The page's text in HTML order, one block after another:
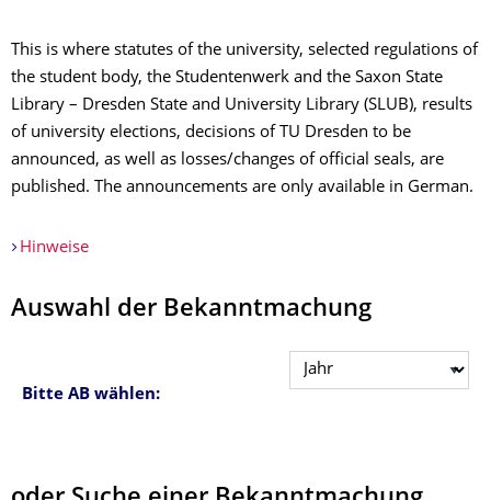
This is where statutes of the university, selected regulations of
the student body, the Studentenwerk and the Saxon State
Library – Dresden State and University Library (SLUB), results
of university elections, decisions of TU Dresden to be
announced, as well as losses/changes of official seals, are
published. The announcements are only available in German.
Hinweise
Auswahl der Bekanntmachung
Bitte AB wählen: